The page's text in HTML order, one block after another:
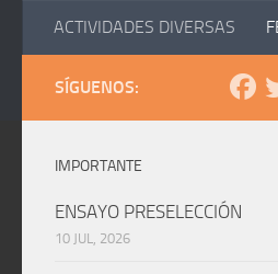
ACTIVIDADES DIVERSAS
SÍGUENOS:
IMPORTANTE
ENSAYO PRESELECCIÓN
10 JUL, 2026